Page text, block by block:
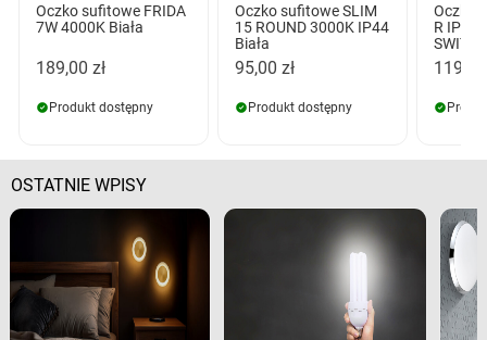
Oczko sufitowe FRIDA
7W 4000K Biała
189,00 zł
Produkt dostępny
Oczko sufitowe SLIM
15 ROUND 3000K IP44
Biała
95,00 zł
Produkt dostępny
Oczko
R IP44
119,00
OSTATNIE WPISY